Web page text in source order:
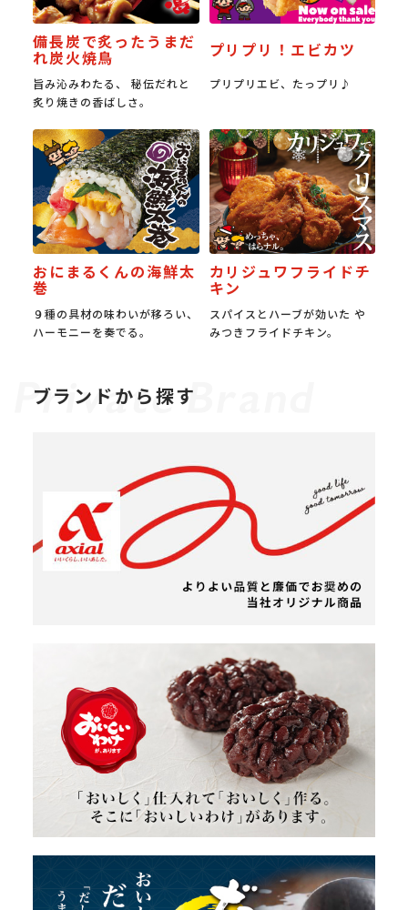
備長炭で炙ったうまだ
れ炭火焼鳥
旨み沁みわたる、 秘伝だれと
炙り焼きの香ばしさ。
プリプリ！エビカツ
プリプリエビ、たっプリ♪
おにまるくんの海鮮太
巻
９種の具材の味わいが移ろい、
ハーモニーを奏でる。
カリジュワフライドチ
キン
スパイスとハーブが効いた や
みつきフライドチキン。
ブランドから探す